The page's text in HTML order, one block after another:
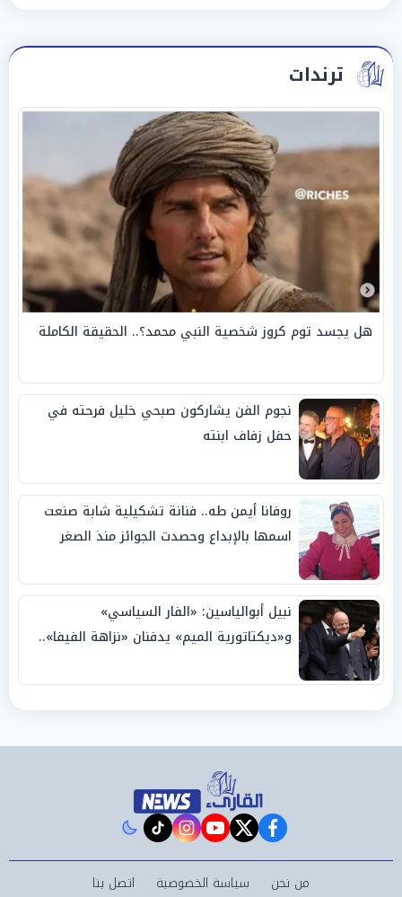
ترندات
هل يجسد توم كروز شخصية النبي محمد؟.. الحقيقة الكاملة
نجوم الفن يشاركون صبحي خليل فرحته في
حفل زفاف ابنته
روفانا أيمن طه.. فنانة تشكيلية شابة صنعت
اسمها بالإبداع وحصدت الجوائز منذ الصغر
نبيل أبوالياسين: «الفار السياسي»
و«ديكتاتورية الميم» يدفنان «نزاهة الفيفا»..
facebook
twitter
youtube
instagram
tiktok
من نحن سياسة الخصوصية اتصل بنا